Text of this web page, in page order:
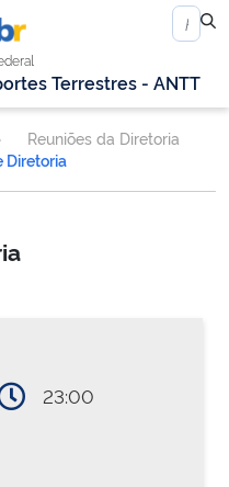
Terrestres - ANTT
Reuniões da Diretoria
Diretoria
23:00